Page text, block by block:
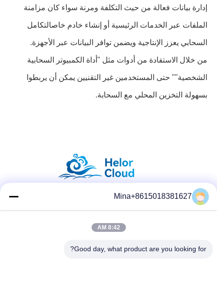
إدارة بيانات فعالة من حيث التكلفة ومرنة سواء كان مزامنة
الملفات عبر الخدمات الرئيسية أو إنشاء خادم خاصالتكامل
السحابي يعزز الإنتاجية ويضمن توافر البيانات عبر الأجهزة.
من خلال الاستفادة من أدوات مثل "أداة الكمبيوتر السحابية
الشخصية"" حتى المستخدمين غير التقنيين يمكن أن يربطوا
بسهولة التخزين المحلي مع السحابة.
الاتصال السريع
Mina+8615018381627
8:42 AM
Good day, what product are you looking for?